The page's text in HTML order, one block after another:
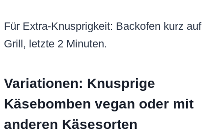
Für Extra-Knusprigkeit: Backofen kurz auf
Grill, letzte 2 Minuten.
Variationen: Knusprige
Käsebomben vegan oder mit
anderen Käsesorten